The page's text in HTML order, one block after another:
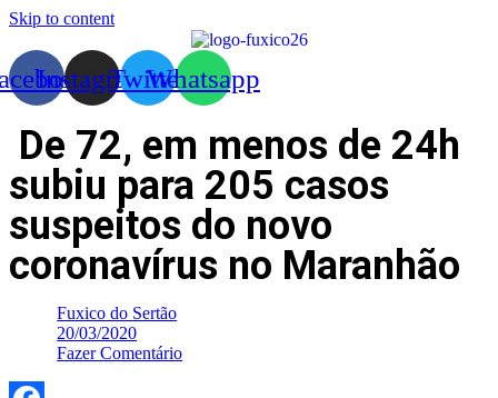
Skip to content
InstagramTwitterWhatsapp
De 72, em menos de 24h
subiu para 205 casos
suspeitos do novo
coronavírus no Maranhão
Fuxico do Sertão
20/03/2020
Fazer Comentário